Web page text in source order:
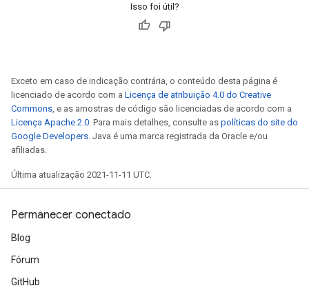
Isso foi útil?
Exceto em caso de indicação contrária, o conteúdo desta página é
licenciado de acordo com a Licença de atribuição 4.0 do Creative
Commons , e as amostras de código são licenciadas de acordo com a
Licença Apache 2.0 . Para mais detalhes, consulte as políticas do site do
Google Developers . Java é uma marca registrada da Oracle e/ou
afiliadas.
Última atualização 2021-11-11 UTC.
Permanecer conectado
Blog
Fórum
GitHub